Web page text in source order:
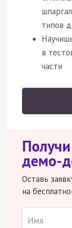
типов
в
части
демо-
Оставь
на